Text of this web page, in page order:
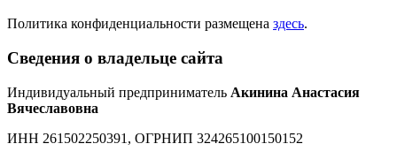
Политика конфиденциальности размещена здесь.
Сведения о владельце сайта
Индивидуальный предприниматель Акинина Анастасия
Вячеславовна
ИНН 261502250391, ОГРНИП 324265100150152